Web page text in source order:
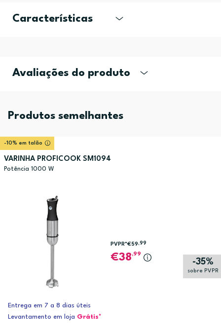
Características
Avaliações do produto
Produtos semelhantes
-10% em talão
VARINHA PROFICOOK SM1094
Potência 1000 W
-35%
sobre PVPR
PVPR*€59,99
38,99
Entrega em 7 a 8 dias úteis
Levantamento em loja Grátis*